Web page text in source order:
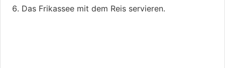
Das Frikassee mit dem Reis servieren.